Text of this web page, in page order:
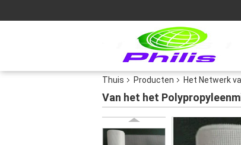
Thuis Producten Het Netwerk
Van het het